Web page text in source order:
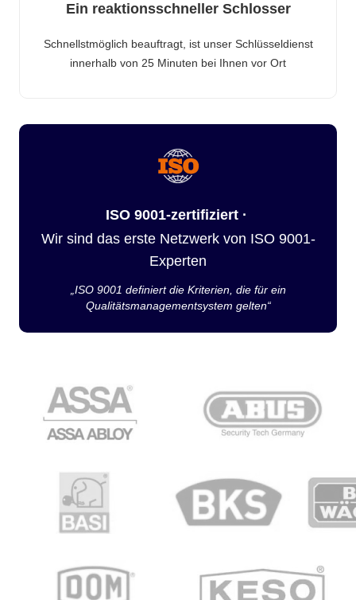
Ein reaktionsschneller Schlosser
Schnellstmöglich beauftragt, ist unser Schlüsseldienst
innerhalb von 25 Minuten bei Ihnen vor Ort
ISO 9001-zertifiziert ·
Wir sind das erste Netzwerk von ISO 9001-
Experten
„ISO 9001 definiert die Kriterien, die für ein
Qualitätsmanagementsystem gelten“